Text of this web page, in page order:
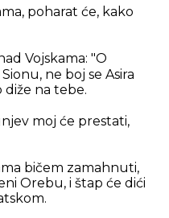
poharat će, kako
Vojskama: "O
ne boj se Asira
diže na tebe.
moj će prestati,
bičem zamahnuti,
Orebu, i štap će dići